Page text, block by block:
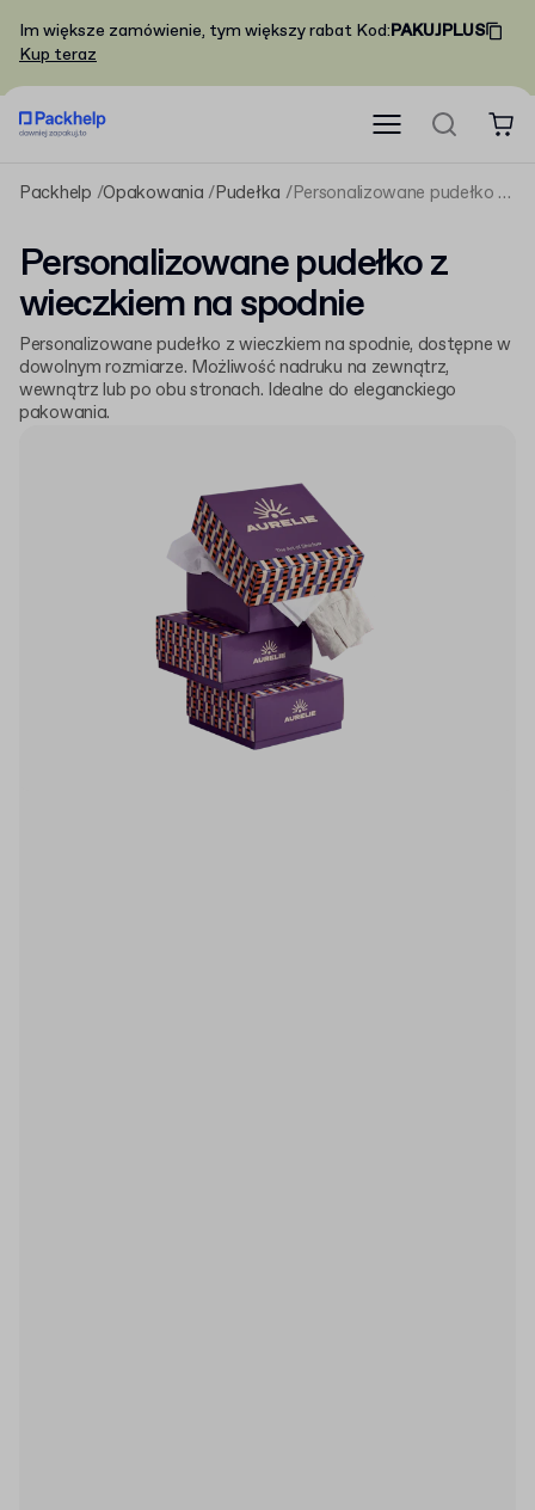
Im większe zamówienie, tym większy rabat Kod:PAKUJPLUS
Kup teraz
Packhelp Opakowania Pudełka Personalizowane pudełko z wieczkiem na spodnie
Personalizowane pudełko z
wieczkiem na spodnie
Personalizowane pudełko z wieczkiem na spodnie, dostępne w
dowolnym rozmiarze. Możliwość nadruku na zewnątrz,
wewnątrz lub po obu stronach. Idealne do eleganckiego
pakowania.